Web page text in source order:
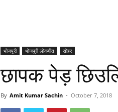
भोजपुरी भोजपुरी लोकगीत सोहर
छापक पेड़
By Amit Kumar Sachin - October 7, 2018